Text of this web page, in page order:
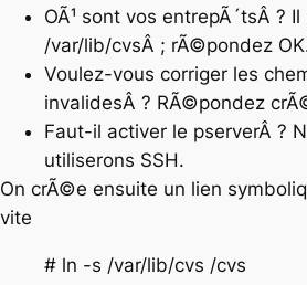
OÃ¹ sont vos entrepÃ´tsÂ ?
/var/lib/cvsÂ ; rÃ©pondez
Voulez-vous corriger les
invalidesÂ ? RÃ©pondez
Faut-il activer le pserverÂ ?
utiliserons SSH.
On crÃ©e ensuite un lien
vite
# ln -s /var/lib/cvs /cvs